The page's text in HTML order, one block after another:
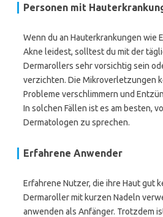
Personen mit
Wenn du an Hauterkrankungen wie
Akne leidest, solltest du mit der
Dermarollers sehr vorsichtig sein
verzichten. Die Mikroverletzungen
Probleme verschlimmern und
In solchen Fällen ist es am besten,
Dermatologen zu sprechen.
Erfahrene Anwender
Erfahrene Nutzer, die ihre Haut gut
Dermaroller mit kurzen Nadeln
anwenden als Anfänger. Trotzdem